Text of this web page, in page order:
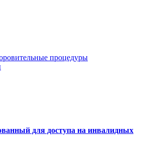
процедуры
для доступа на инвалидных